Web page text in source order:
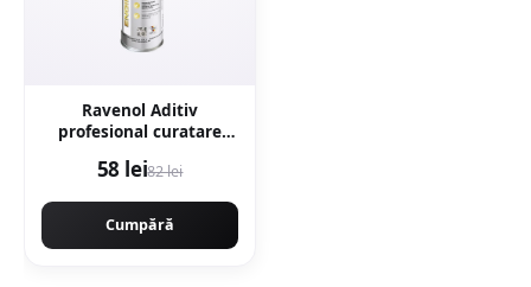
Ravenol Aditiv
profesional curatare
300ML
58 lei82 lei
Cumpără